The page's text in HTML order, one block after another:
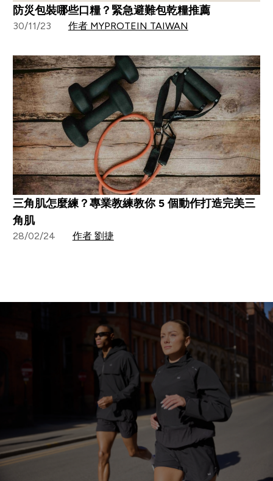
防災包裝哪些口糧？緊急避難包乾糧推薦
30/11/23 作者 MYPROTEIN TAIWAN
三角肌怎麼練？專業教練教你 5 個動作打造完美三
角肌
28/02/24 作者 劉捷